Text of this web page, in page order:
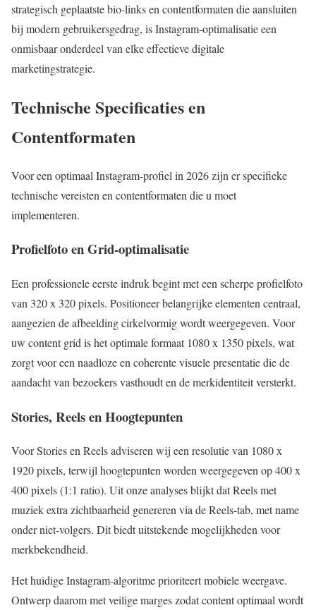
strategisch geplaatste bio-links en contentformaten die aansluiten
bij modern gebruikersgedrag, is Instagram-optimalisatie een
onmisbaar onderdeel van elke effectieve digitale
marketingstrategie.
Technische Specificaties en
Contentformaten
Voor een optimaal Instagram-profiel in 2026 zijn er specifieke
technische vereisten en contentformaten die u moet
implementeren.
Profielfoto en Grid-optimalisatie
Een professionele eerste indruk begint met een scherpe profielfoto
van 320 x 320 pixels. Positioneer belangrijke elementen centraal,
aangezien de afbeelding cirkelvormig wordt weergegeven. Voor
uw content grid is het optimale formaat 1080 x 1350 pixels, wat
zorgt voor een naadloze en coherente visuele presentatie die de
aandacht van bezoekers vasthoudt en de merkidentiteit versterkt.
Stories, Reels en Hoogtepunten
Voor Stories en Reels adviseren wij een resolutie van 1080 x
1920 pixels, terwijl hoogtepunten worden weergegeven op 400 x
400 pixels (1:1 ratio). Uit onze analyses blijkt dat Reels met
muziek extra zichtbaarheid genereren via de Reels-tab, met name
onder niet-volgers. Dit biedt uitstekende mogelijkheden voor
merkbekendheid.
Het huidige Instagram-algoritme prioriteert mobiele weergave.
Ontwerp daarom met veilige marges zodat content optimaal wordt